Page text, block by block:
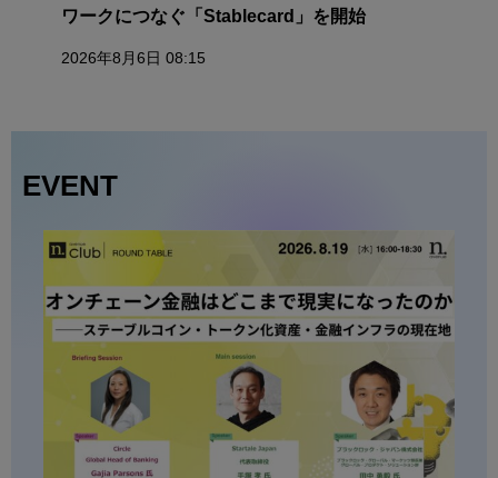
ワークにつなぐ「Stablecard」を開始
2026年8月6日 08:15
EVENT